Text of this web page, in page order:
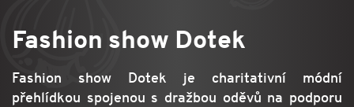
Fashion show Dotek
Fashion show Dotek je charitativní módní
přehlídkou spojenou s dražbou oděvů na podporu